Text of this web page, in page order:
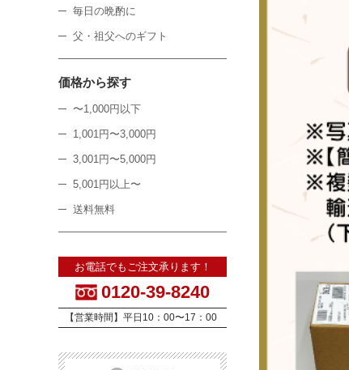
毎日の晩酌に
父・祖父へのギフト
価格から探す
〜1,000円以下
1,001円〜3,000円
3,001円〜5,000円
5,001円以上〜
送料無料
お電話でもご注文承ります！
0120-39-8240
【営業時間】平日10：00〜17：00